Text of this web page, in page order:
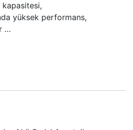
yüksek performans,
…